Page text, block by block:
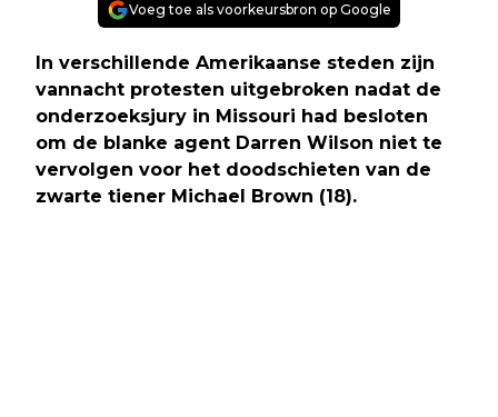
Voeg toe als voorkeursbron op Google
In verschillende Amerikaanse steden zijn
vannacht protesten uitgebroken nadat de
onderzoeksjury in Missouri had besloten
om de blanke agent Darren Wilson niet te
vervolgen voor het doodschieten van de
zwarte tiener Michael Brown (18).